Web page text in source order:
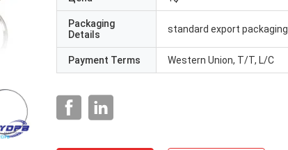
Packaging
Details
standard export packaging
Payment Terms Western Union, T/T, L/C